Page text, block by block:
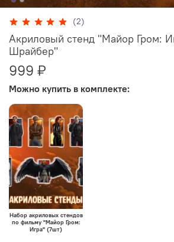
(2)
Акриловый стенд "Майор Гром:
Шрайбер"
999 ₽
Можно купить в комплекте:
Набор акриловых стендов
по фильму "Майор Гром:
Игра" (7шт)